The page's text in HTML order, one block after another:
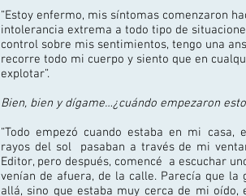
“Estoy enfermo, mis síntomas comenzaron
intolerancia extrema a todo tipo de
control sobre mis sentimientos, tengo una
recorre todo mi cuerpo y siento que en
explotar”.
Bien, bien y dígame…¿cuándo empezaron
“Todo empezó cuando estaba en mi casa,
rayos del sol pasaban a través de mi
Editor, pero después, comencé a escuchar
venían de afuera, de la calle. Parecía que la
allá, sino que estaba muy cerca de mi oído,